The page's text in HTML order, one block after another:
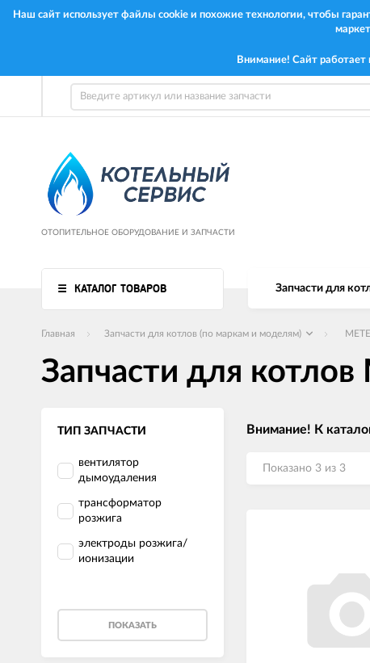
Наш сайт использует файлы cookie и похожие технологии, чтобы
Внимание! Сайт
ОТОПИТЕЛЬНОЕ ОБОРУДОВАНИЕ И ЗАПЧАСТИ
КАТАЛОГ ТОВАРОВ Запчасти для
Главная Запчасти для котлов (по маркам и моделям)
Запчасти для котлов
ТИП ЗАПЧАСТИ
вентилятор
дымоудаления
трансформатор
розжига
электроды розжига/
ионизации
ПОКАЗАТЬ
Внимание! К
Показано 3 из 3